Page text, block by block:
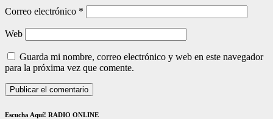
Correo electrónico *
Web
Guarda mi nombre, correo electrónico y web en este navegador
para la próxima vez que comente.
Escucha Aquí! RADIO ONLINE